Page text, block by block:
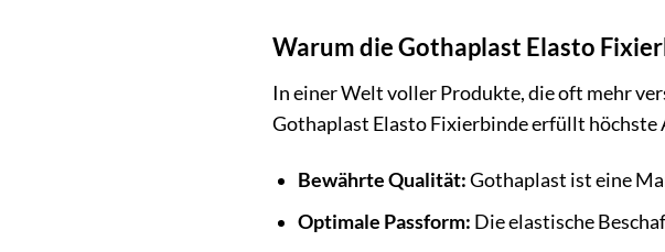
Warum die Gothaplast Elasto
In einer Welt voller Produkte, die oft mehr
Gothaplast Elasto Fixierbinde erfüllt höchste
Bewährte Qualität:Gothaplast ist eine
Optimale Passform: Die elastische